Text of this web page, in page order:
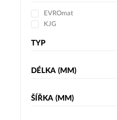
EVROmat
KJG
TYP
DÉLKA (MM)
ŠÍŘKA (MM)